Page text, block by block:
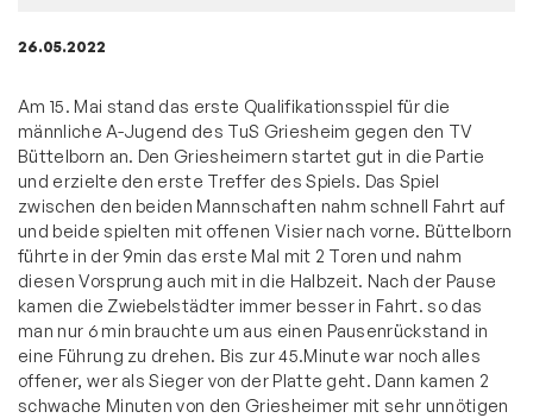
26.05.2022
Am 15. Mai stand das erste Qualifikationsspiel für die
männliche A-Jugend des TuS Griesheim gegen den TV
Büttelborn an. Den Griesheimern startet gut in die Partie
und erzielte den erste Treffer des Spiels. Das Spiel
zwischen den beiden Mannschaften nahm schnell Fahrt auf
und beide spielten mit offenen Visier nach vorne. Büttelborn
führte in der 9min das erste Mal mit 2 Toren und nahm
diesen Vorsprung auch mit in die Halbzeit. Nach der Pause
kamen die Zwiebelstädter immer besser in Fahrt. so das
man nur 6 min brauchte um aus einen Pausenrückstand in
eine Führung zu drehen. Bis zur 45.Minute war noch alles
offener, wer als Sieger von der Platte geht. Dann kamen 2
schwache Minuten von den Griesheimer mit sehr unnötigen